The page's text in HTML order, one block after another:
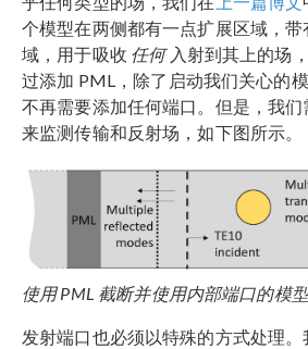
个模型在两侧都有一点扩展区域，带
域，用于吸收 任何入射到其上的场
过添加 PML，除了启动我们关心的
不再需要添加任何端口。但是，我
来监测传输和反射场，如下图所示。
使用PML 截断并使用内部端口的模型
发射端口也必须以特殊的方式处理